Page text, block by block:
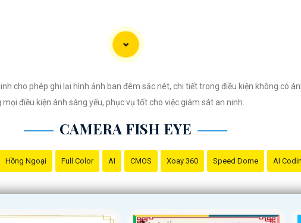
cho phép ghi lại hình ảnh ban đêm sắc nét, chi tiết trong điều kiện không có
điều kiện ánh sáng yếu, phục vụ tốt cho việc giám sát an ninh.
CAMERA FISH EYE
Hồng Ngoại Full Color AI CMOS Xoay 360 Speed Dome AI